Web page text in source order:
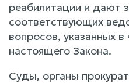
реабилитации и дают
соответствующих
вопросов, указанных в
настоящего Закона.
Суды, органы